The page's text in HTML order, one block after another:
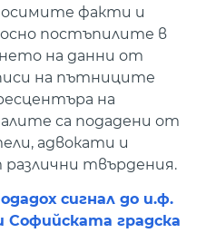
факти и
постъпилите в
на данни от
на пътниците
на
са подадени от
адвокати и
твърдения.
сигнал до и.ф.
Софийската градска